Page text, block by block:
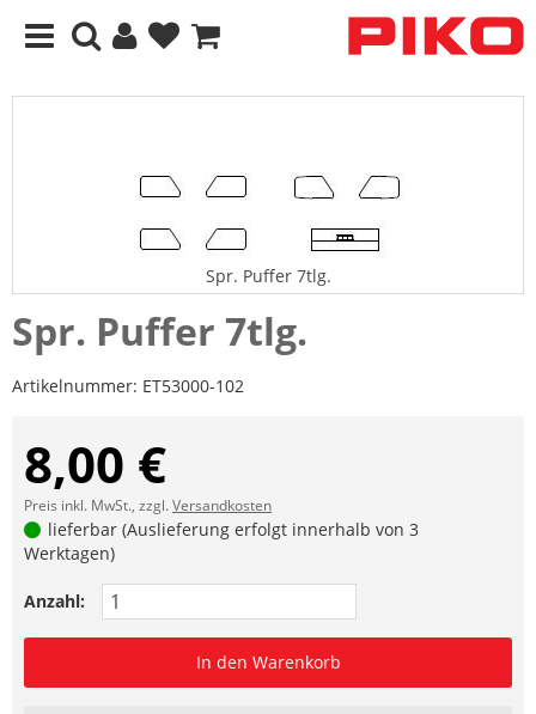
Spr. Puffer 7tlg.
Spr. Puffer 7tlg.
Artikelnummer: ET53000-102
8,00 €
Preis inkl. MwSt., zzgl.Versandkosten
lieferbar (Auslieferung erfolgt innerhalb von 3
Werktagen)
Anzahl:
In den Warenkorb